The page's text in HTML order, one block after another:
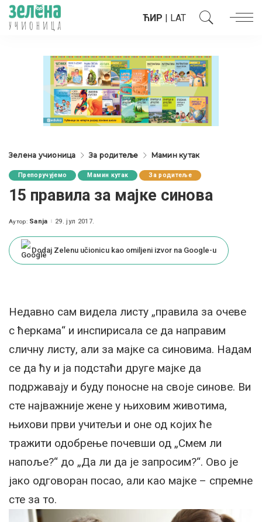
ЋИР | LAT
Зелена учионица За родитеље Мамин кутак
Препоручујемо Мамин кутак За родитеље
15 правила за мајке синова
Posted
Аутор: Sanja 29. јул 2017.
Dodaj Zelenu učionicu kao omiljeni izvor na Google-u
Недавно сам видела листу „правила за очеве
с ћеркама“ и инспирисала се да направим
сличну листу, али за мајке са синовима. Надам
се да ћу и ја подстаћи друге мајке да
подржавају и буду поносне на своје синове. Ви
сте најважније жене у њиховим животима,
њихови први учитељи и оне од којих ће
тражити одобрење почевши од „Смем ли
напоље?“ до „Да ли да је запросим?“. Ово је
јако одговоран посао, али као мајке – спремне
сте за то.